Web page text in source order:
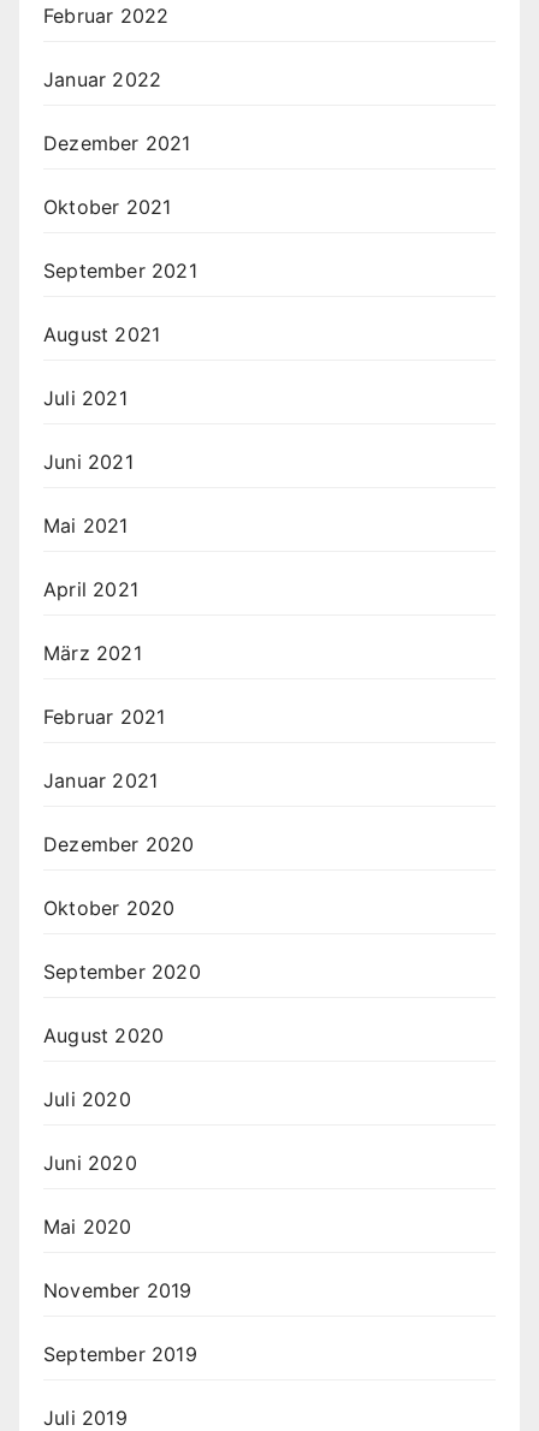
Februar 2022
Januar 2022
Dezember 2021
Oktober 2021
September 2021
August 2021
Juli 2021
Juni 2021
Mai 2021
April 2021
März 2021
Februar 2021
Januar 2021
Dezember 2020
Oktober 2020
September 2020
August 2020
Juli 2020
Juni 2020
Mai 2020
November 2019
September 2019
Juli 2019